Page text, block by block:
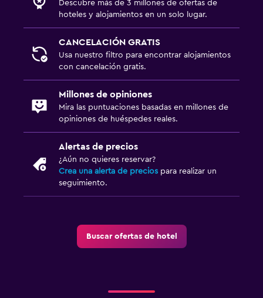
Descubre más de 3 millones de ofertas de
hoteles y alojamientos en un solo lugar.
CANCELACIÓN GRATIS
Usa nuestro filtro para encontrar alojamientos
con cancelación gratis.
Millones de opiniones
Mira las puntuaciones basadas en millones de
opiniones de huéspedes reales.
Alertas de precios
¿Aún no quieres reservar?
Crea una alerta de precios para realizar un
seguimiento.
Buscar ofertas de hotel